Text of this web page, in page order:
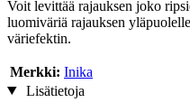
Voit levittää rajauksen joko
luomiväriä rajauksen
väriefektin.
Merkki: Inika
Lisätietoja